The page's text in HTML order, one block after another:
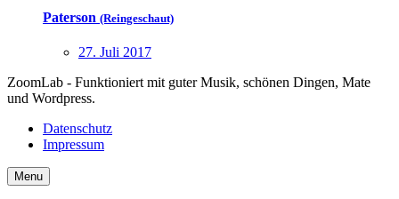
Paterson (Reingeschaut)
27. Juli 2017
ZoomLab - Funktioniert mit guter Musik, schönen Dingen, Mate
und Wordpress.
Datenschutz
Impressum
Menu